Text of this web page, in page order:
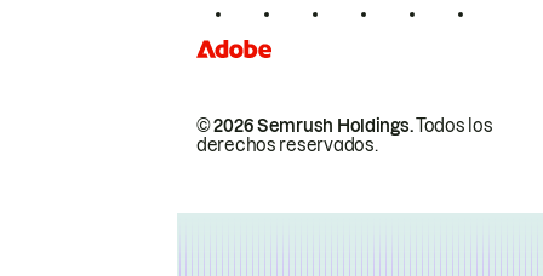
© 2026 Semrush Holdings.Todos los
derechos reservados.